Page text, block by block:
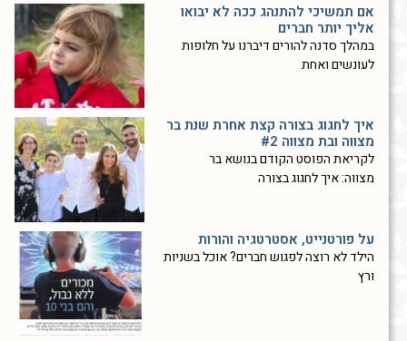
אם תמשיכי להתנהג ככה לא יבואו
אליך יותר חברים
במהלך סדנה להורים דיברנו על חלופות
לעונשים ואחת
איך לחגוג בצורה קצת אחרת שנת בר
מצווה ובת מצווה #2
לקריאת הפוסט הקודם בנושא בר
מצווה: איך לחגוג בצורה
על פורטנייט, אסטרטגיה והורות
הילד לא רוצה לפגוש חברים? אוכל בשניות
ורץ